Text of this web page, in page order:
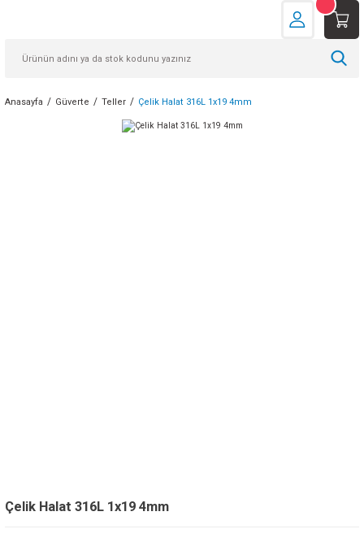
Anasayfa Güverte Teller Çelik Halat 316L 1x19 4mm
Çelik Halat 316L 1x19 4mm